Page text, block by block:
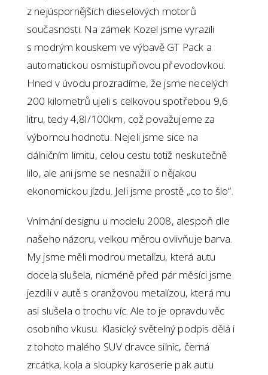
z nejúspornějších dieselových motorů
současnosti. Na zámek Kozel jsme vyrazili
s modrým kouskem ve výbavě GT Pack a
automatickou osmistupňovou převodovkou.
Hned v úvodu prozradíme, že jsme necelých
200 kilometrů ujeli s celkovou spotřebou 9,6
litru, tedy 4,8l/100km, což považujeme za
výbornou hodnotu. Nejeli jsme sice na
dálničním limitu, celou cestu totiž neskutečně
lilo, ale ani jsme se nesnažili o nějakou
ekonomickou jízdu. Jeli jsme prostě „co to šlo“.
Vnímání designu u modelu 2008, alespoň dle
našeho názoru, velkou měrou ovlivňuje barva.
My jsme měli modrou metalízu, která autu
docela slušela, nicméně před pár měsíci jsme
jezdili v autě s oranžovou metalízou, která mu
asi slušela o trochu víc. Ale to je opravdu věc
osobního vkusu. Klasický světelný podpis dělá i
z tohoto malého SUV dravce silnic, černá
zrcátka, kola a sloupky karoserie pak autu